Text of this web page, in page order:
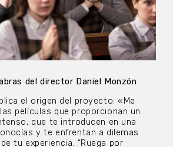
del director Daniel Monzón
el origen del proyecto: «Me
películas que proporcionan un
que te introducen en una
y te enfrentan a dilemas
tu experiencia. “Ruega por